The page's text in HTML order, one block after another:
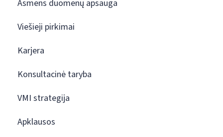
Asmens duomenų apsauga
Viešieji pirkimai
Karjera
Konsultacinė taryba
VMI strategija
Apklausos